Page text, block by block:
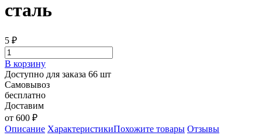
сталь
5 ₽
В корзину
Доступно для заказа 66 шт
Самовывоз
бесплатно
Доставим
от 600 ₽
Описание ХарактеристикиПохожите товары Отзывы